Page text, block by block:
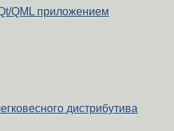
QML приложением
дистрибутива